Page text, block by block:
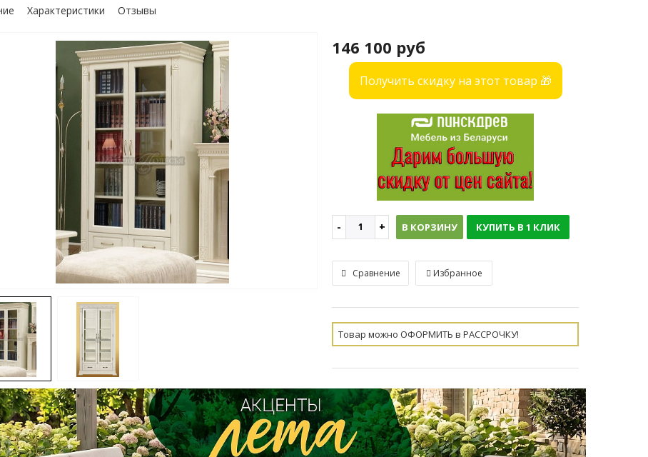
Характеристики Отзывы
146 100 руб
Получить скидку на этот товар 🎁
В КОРЗИНУ КУПИТЬ В 1 КЛИК
Сравнение Избранное
Товар можно ОФОРМИТЬ в РАССРОЧКУ!